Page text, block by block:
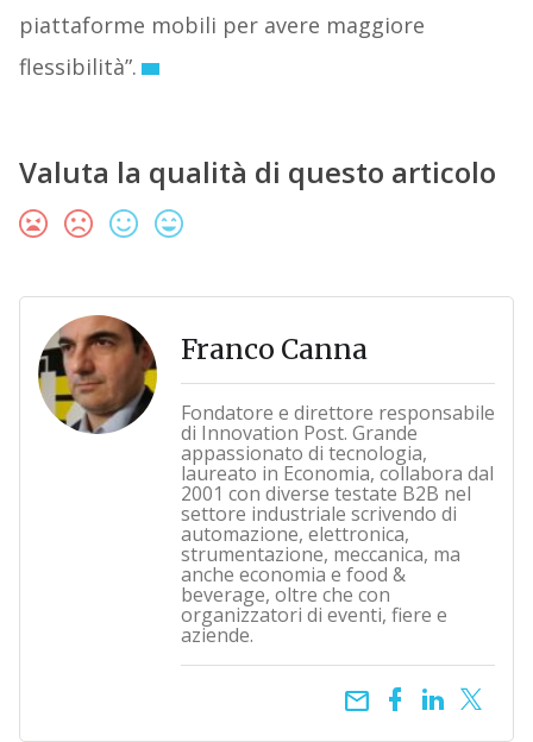
piattaforme mobili per avere maggiore
flessibilità”.
Valuta la qualità di questo articolo
Franco Canna
Fondatore e direttore responsabile
di Innovation Post. Grande
appassionato di tecnologia,
laureato in Economia, collabora dal
2001 con diverse testate B2B nel
settore industriale scrivendo di
automazione, elettronica,
strumentazione, meccanica, ma
anche economia e food &
beverage, oltre che con
organizzatori di eventi, fiere e
aziende.
email